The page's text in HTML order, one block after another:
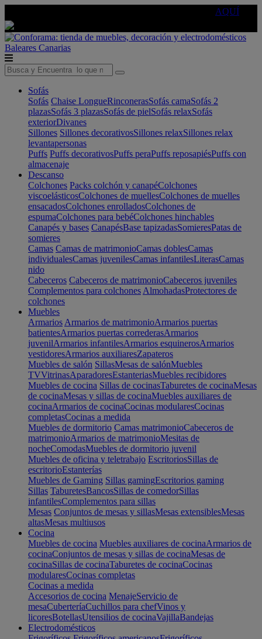
AQUÍ
Baleares Canarias
Sofás
Sofás Chaise LongueRinconerasSofás camaSofás 2
plazasSofás 3 plazasSofás de pielSofás relaxSofás
exteriorDivanes
Sillones Sillones decorativosSillones relaxSillones relax
levantapersonas
Puffs Puffs decorativosPuffs peraPuffs reposapiésPuffs con
almacenaje
Descanso
Colchones Packs colchón y canapéColchones
viscoelásticosColchones de muellesColchones de muelles
ensacadosColchones enrolladosColchones de
espumaColchones para bebéColchones hinchables
Canapés y bases CanapésBase tapizadasSomieresPatas de
somieres
Camas Camas de matrimonioCamas doblesCamas
individualesCamas juvenilesCamas infantilesLiterasCamas
nido
Cabeceros Cabeceros de matrimonioCabeceros juveniles
Complementos para colchones AlmohadasProtectores de
colchones
Muebles
Armarios Armarios de matrimonioArmarios puertas
batientesArmarios puertas correderasArmarios
juvenilArmarios infantilesArmarios esquinerosArmarios
vestidoresArmarios auxiliaresZapateros
Muebles de salón SillasMesas de salónMuebles
TVVitrinasAparadoresEstanteriasMuebles recibidores
Muebles de cocina Sillas de cocinasTaburetes de cocinaMesas
de cocinaMesas y sillas de cocinaMuebles auxiliares de
cocinaArmarios de cocinaCocinas modularesCocinas
completasCocinas a medida
Muebles de dormitorio Camas matrimonioCabeceros de
matrimonioArmarios de matrimonioMesitas de
nocheComodasMuebles de dormitorio juvenil
Muebles de oficina y teletrabajo EscritoriosSillas de
escritorioEstanterías
Muebles de Gaming Sillas gamingEscritorios gaming
Sillas TaburetesBancosSillas de comedorSillas
infantilesComplementos para sillas
Mesas Conjuntos de mesas y sillasMesas extensiblesMesas
altasMesas multiusos
Cocina
Muebles de cocina Muebles auxiliares de cocinaArmarios de
cocinaConjuntos de mesas y sillas de cocinaMesas de
cocinaSillas de cocinaTaburetes de cocinaCocinas
modularesCocinas completas
Cocinas a medida
Accesorios de cocina MenajeServicio de
mesaCuberteríaCuchillos para chefVinos y
licoresBotellasUtensilios de cocinaVajillaBandejas
Electrodomésticos